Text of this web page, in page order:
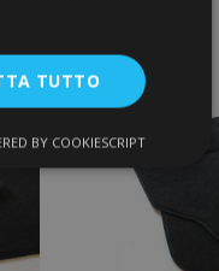
listaTUTTO
BY COOKIESCRIPT